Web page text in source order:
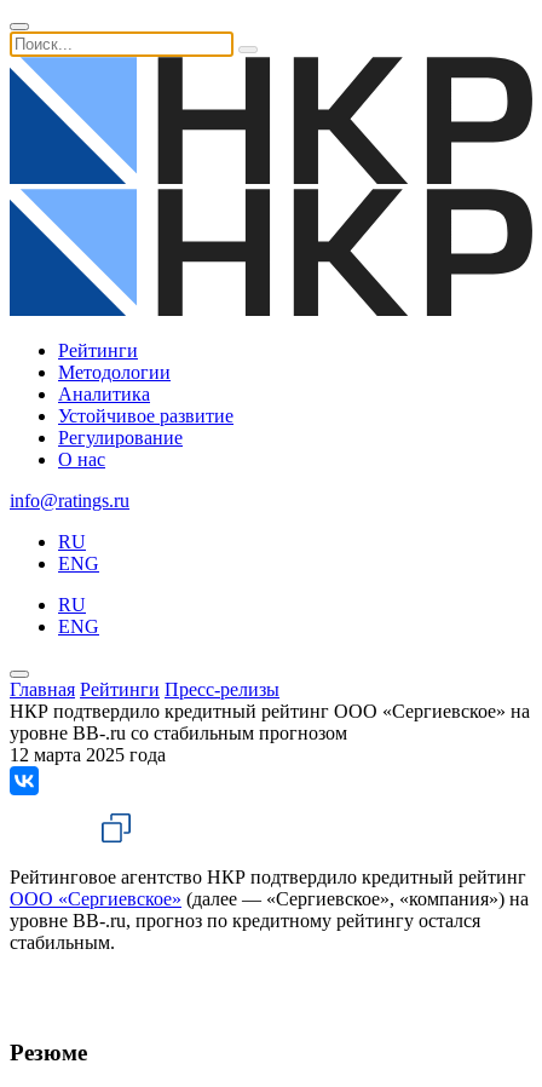
Рейтинги
Методологии
Аналитика
Устойчивое развитие
Регулирование
О нас
info@ratings.ru
RU
ENG
RU
ENG
Главная Рейтинги Пресс-релизы
НКР подтвердило кредитный рейтинг ООО «Сергиевское» на
уровне BB-.ru со стабильным прогнозом
12 марта 2025 года
Рейтинговое агентство НКР подтвердило кредитный рейтинг
ООО «Сергиевское» (далее — «Сергиевское», «компания») на
уровне BB-.ru, прогноз по кредитному рейтингу остался
стабильным.
Резюме